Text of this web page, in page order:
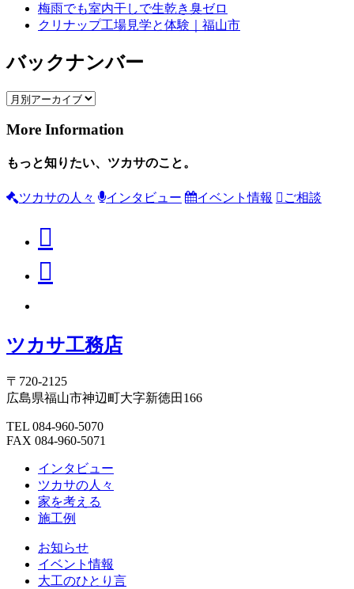
梅雨でも室内干しで生乾き臭ゼロ
クリナップ工場見学と体験｜福山市
バックナンバー
More Information
もっと知りたい、ツカサのこと。
ツカサの人々 インタビュー イベント情報 ご相談
ツカサ工務店
〒720-2125
広島県福山市神辺町大字新徳田166
TEL 084-960-5070
FAX 084-960-5071
インタビュー
ツカサの人々
家を考える
施工例
お知らせ
イベント情報
大工のひとり言